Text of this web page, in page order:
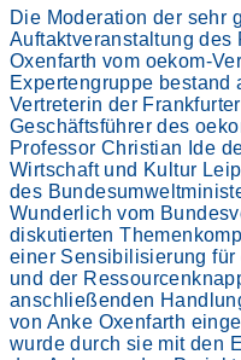
Die Moderation der sehr
Auftaktveranstaltung des
Oxenfarth vom oekom-
Expertengruppe bestand
Vertreterin der
Geschäftsführer des
Professor Christian Ide
Wirtschaft und Kultur
des
Wunderlich vom
diskutierten
einer Sensibilisierung
und der
anschließenden
von Anke Oxenfarth
wurde durch sie mit den